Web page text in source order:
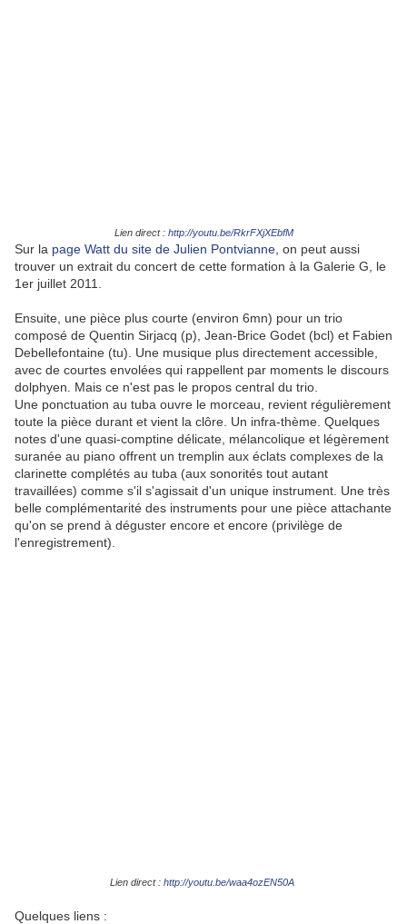
Lien direct : http://youtu.be/RkrFXjXEbfM
Sur la page Watt du site de Julien Pontvianne , on peut aussi
trouver un extrait du concert de cette formation à la Galerie G, le
1er juillet 2011.
Ensuite, une pièce plus courte (environ 6mn) pour un trio
composé de Quentin Sirjacq (p), Jean-Brice Godet (bcl) et Fabien
Debellefontaine (tu). Une musique plus directement accessible,
avec de courtes envolées qui rappellent par moments le discours
dolphyen. Mais ce n'est pas le propos central du trio.
Une ponctuation au tuba ouvre le morceau, revient régulièrement
toute la pièce durant et vient la clôre. Un infra-thème. Quelques
notes d'une quasi-comptine délicate, mélancolique et légèrement
suranée au piano offrent un tremplin aux éclats complexes de la
clarinette complétés au tuba (aux sonorités tout autant
travaillées) comme s'il s'agissait d'un unique instrument. Une très
belle complémentarité des instruments pour une pièce attachante
qu'on se prend à déguster encore et encore (privilège de
l'enregistrement).
Lien direct : http://youtu.be/waa4ozEN50A
Quelques liens :